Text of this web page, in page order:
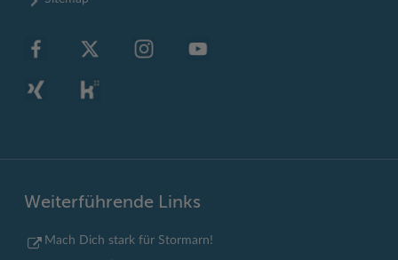
Weiterführende Links
Mach Dich stark für Stormarn!